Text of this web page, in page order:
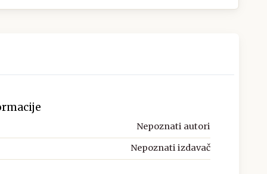
Nepoznati autori
Nepoznati izdavač